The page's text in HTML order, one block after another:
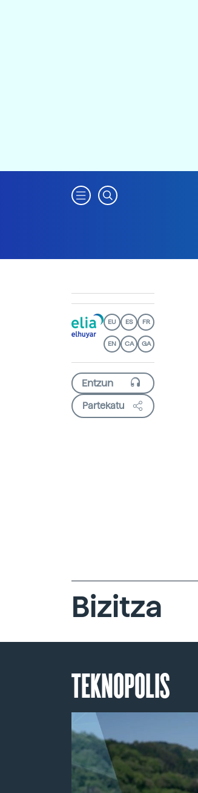
EU ES FR
EN CA GA
Partekatu
Bizitza
TEKNOPOLIS